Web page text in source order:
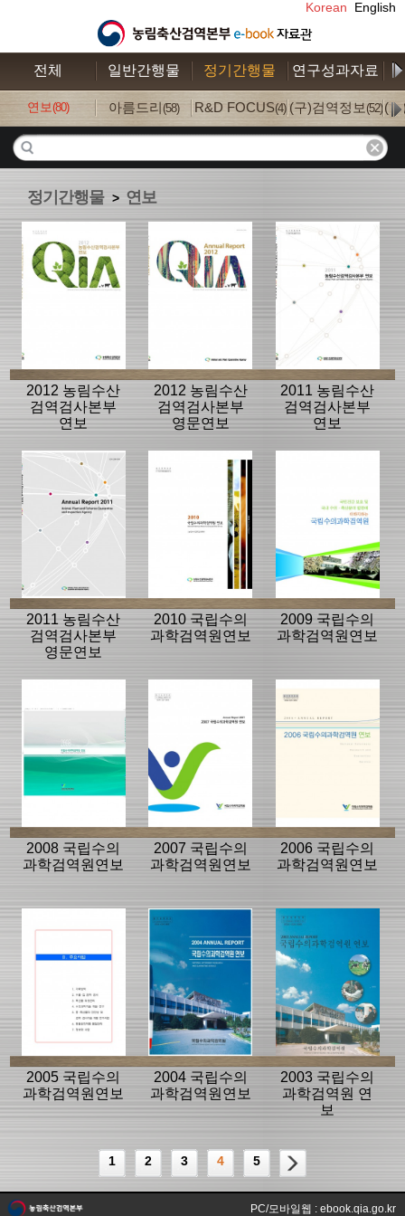
Korean English
전체 일반간행물 정기간행물 연구성과자료
연보(80) 아름드리(58) R&D FOCUS(4) (구)검역정보 (52) (
정기간행물 > 연보
2012 농림수산
검역검사본부
연보
2012 농림수산
검역검사본부
영문연보
2011 농림수산
검역검사본부
연보
2011 농림수산
검역검사본부
영문연보
2010 국립수의
과학검역원연보
2009 국립수의
과학검역원연보
2008 국립수의
과학검역원연보
2007 국립수의
과학검역원연보
2006 국립수의
과학검역원연보
2005 국립수의
과학검역원연보
2004 국립수의
과학검역원연보
2003 국립수의
과학검역원 연
보
1 2 3 4 5
PC/모바일웹 : ebook.qia.go.kr